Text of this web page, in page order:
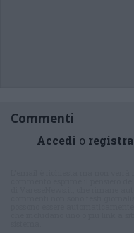
Commenti
Accedi o